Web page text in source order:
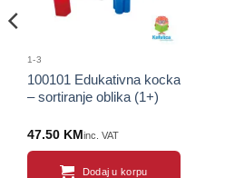
1-3
100101 Edukativna kocka
– sortiranje oblika (1+)
47.50 KMinc. VAT
Dodaj u korpu